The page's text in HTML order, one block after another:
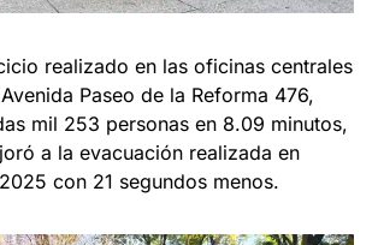
realizado en las oficinas centrales
Paseo de la Reforma 476,
mil 253 personas en 8.09 minutos,
a la evacuación realizada en
con 21 segundos menos.